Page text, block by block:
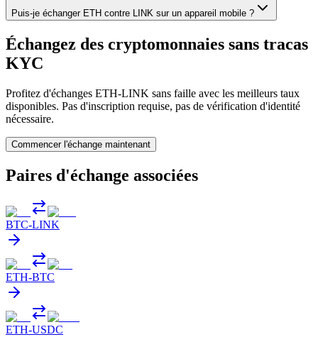
Puis-je échanger ETH contre LINK sur un appareil mobile ?
Échangez des cryptomonnaies sans tracas
KYC
Profitez d'échanges ETH-LINK sans faille avec les meilleurs taux
disponibles. Pas d'inscription requise, pas de vérification d'identité
nécessaire.
Commencer l'échange maintenant
Paires d'échange associées
BTC-LINK
ETH-BTC
ETH-USDC